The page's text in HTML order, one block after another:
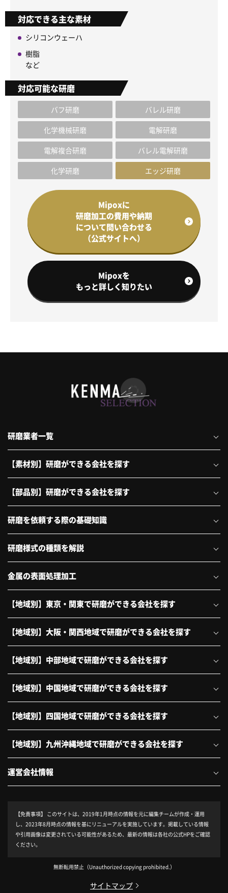
対応できる主な素材
シリコンウェーハ
樹脂
など
対応可能な研磨
バフ研磨
バレル研磨
化学機械研磨
電解研磨
電解複合研磨
バレル電解研磨
化学研磨
エッジ研磨
Mipoxに
研磨加工の費用や納期
について問い合わせる
（公式サイトへ）
Mipoxを
もっと詳しく知りたい
研磨業者一覧
【素材別】研磨ができる会社を探す
【部品別】研磨ができる会社を探す
研磨を依頼する際の基礎知識
研磨様式の種類を解説
金属の表面処理加工
【地域別】東京・関東で研磨ができる会社を探す
【地域別】大阪・関西地域で研磨ができる会社を探す
【地域別】中部地域で研磨ができる会社を探す
【地域別】中国地域で研磨ができる会社を探す
【地域別】四国地域で研磨ができる会社を探す
【地域別】九州沖縄地域で研磨ができる会社を探す
運営会社情報
【免責事項】 このサイトは、2019年1月時点の情報を元に編集チームが作成・運用
し、2023年8月時点の情報を基にリニューアルを実施しています。掲載している情報
や引用画像は変更されている可能性があるため、最新の情報は各社の公式HPをご確認
ください。
無断転用禁止（Unauthorized copying prohibited.）
サイトマップ